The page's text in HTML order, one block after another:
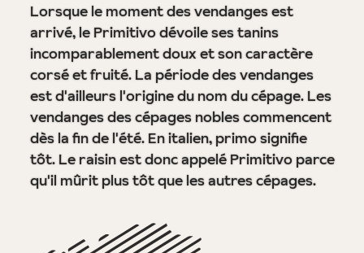
Lorsque le moment des vendanges est
arrivé, le Primitivo dévoile ses tanins
incomparablement doux et son caractère
corsé et fruité. La période des vendanges
est d'ailleurs l'origine du nom du cépage. Les
vendanges des cépages nobles commencent
dès la fin de l'été. En italien, primo signifie
tôt. Le raisin est donc appelé Primitivo parce
qu'il mûrit plus tôt que les autres cépages.